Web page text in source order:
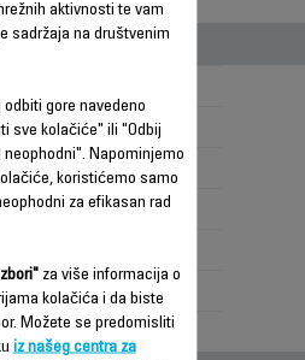
1
Keramika
Lokne
Okrugao
180 °C
aktivnosti te vam
sadržaja na društvenim
gore navedeno
sve kolačiće" ili "Odbij
neophodni". Napominjemo
koristićemo samo
za efikasan rad
za više informacija o
kolačića i da biste
Možete se predomisliti
iz našeg centra za